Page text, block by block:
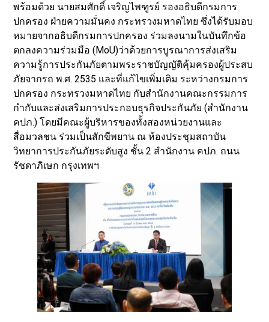
พร้อมด้วย นายสมศักดิ์ เจริญไพฑูรย์ รองอธิบดีกรมการ
ปกครอง ฝ่ายความมั่นคง กระทรวงมหาดไทย ซึ่งได้รับมอบ
หมายจากอธิบดีกรมการปกครอง ร่วมลงนามในบันทึกข้อ
ตกลงความร่วมมือ (MoU)ว่าด้วยการบูรณาการส่งเสริม
ความรู้การประกันภัยตามพระราชบัญญัติคุ้มครองผู้ประสบ
ภัยจากรถ พ.ศ. 2535 และที่แก้ไขเพิ่มเติม ระหว่างกรมการ
ปกครอง กระทรวงมหาดไทย กับสำนักงานคณะกรรมการ
กำกับและส่งเสริมการประกอบธุรกิจประกันภัย (สำนักงาน
คปภ.) โดยมีคณะผู้บริหารของทั้งสองหน่วยงานและ
สื่อมวลชน ร่วมเป็นสักขีพยาน ณ ห้องประชุมสถาบัน
วิทยาการประกันภัยระดับสูง ชั้น 2 สำนักงาน คปภ. ถนน
รัชดาภิเษก กรุงเทพฯ